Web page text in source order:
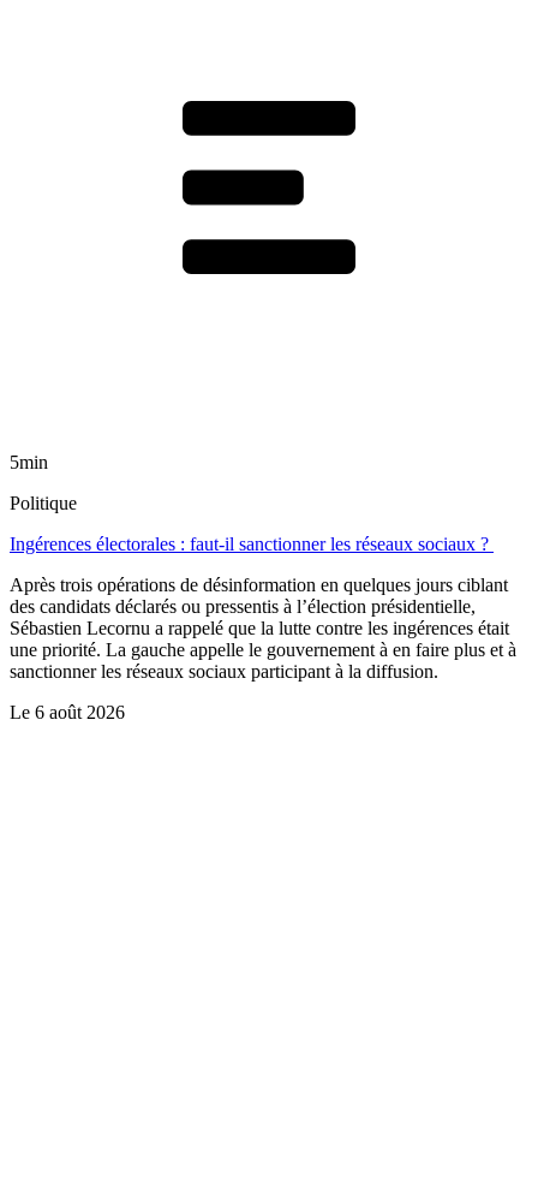
5min
Politique
Ingérences électorales : faut-il sanctionner les réseaux sociaux ?
Après trois opérations de désinformation en quelques jours ciblant
des candidats déclarés ou pressentis à l’élection présidentielle,
Sébastien Lecornu a rappelé que la lutte contre les ingérences était
une priorité. La gauche appelle le gouvernement à en faire plus et à
sanctionner les réseaux sociaux participant à la diffusion.
Le 6 août 2026